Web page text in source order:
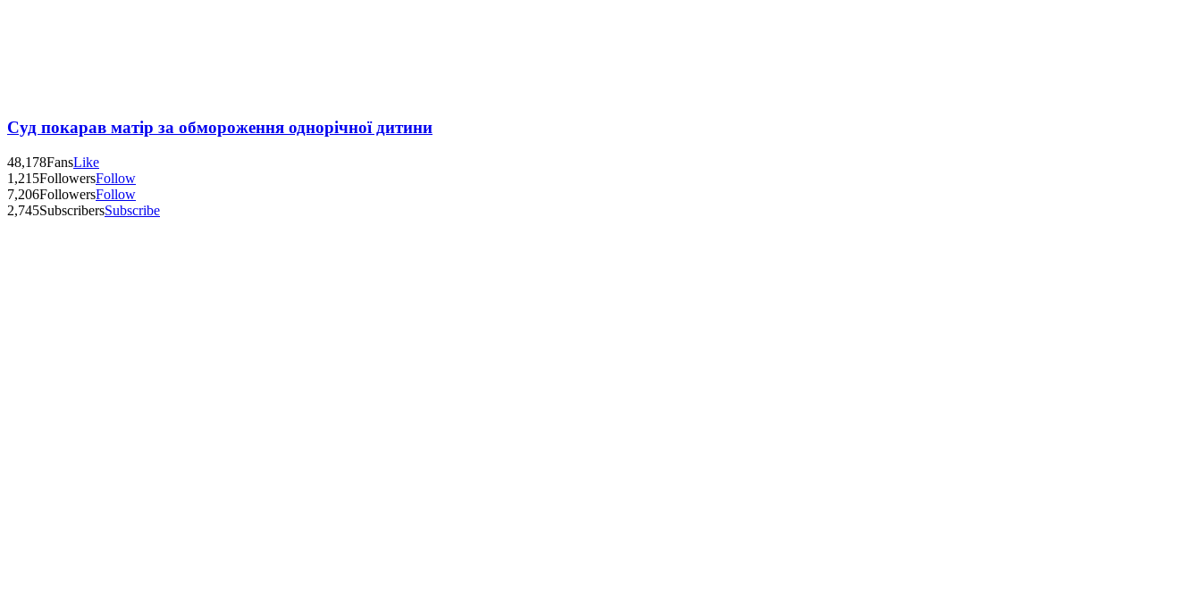
Суд покарав матір за обмороження однорічної дитини
48,178FansLike
1,215FollowersFollow
7,206FollowersFollow
2,745SubscribersSubscribe